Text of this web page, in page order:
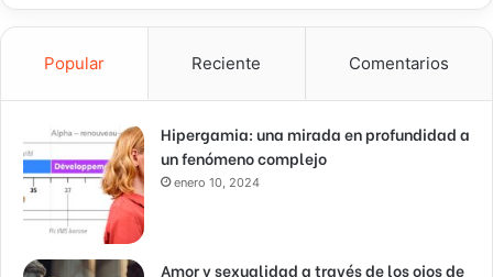
Popular Reciente Comentarios
Hipergamia: una mirada en profundidad a
un fenómeno complejo
enero 10, 2024
Amor y sexualidad a través de los ojos de